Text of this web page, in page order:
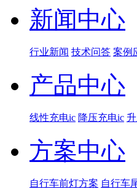
新闻中心
行业新闻 技术问答 案例
产品中心
线性充电ic 降压充电ic
方案中心
自行车前灯方案 自行车